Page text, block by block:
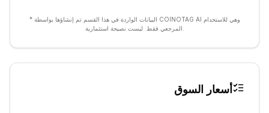
* البيانات الواردة في هذا القسم تم إنشاؤها بواسطة COINOTAG AI وهي للاستخدام
أسعار السوق